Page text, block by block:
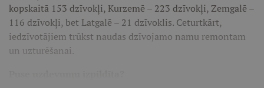
kopskaitā 153 dzīvokļi, Kurzemē – 223 dzīvokļi, Zemgalē –
116 dzīvokļi, bet Latgalē – 21 dzīvoklis. Ceturtkārt,
iedzīvotājiem trūkst naudas dzīvojamo namu remontam
un uzturēšanai.